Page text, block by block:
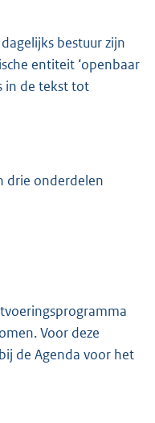
bestuur zijn
entiteit ‘openbaar
in de tekst tot
drie onderdelen
Voor deze
de Agenda voor het